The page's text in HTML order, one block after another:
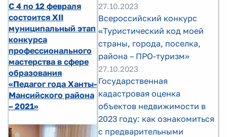
С 4 по 12 февраля
состоится XII
муниципальный этап
конкурса
профессионального
мастерства в сфере
образования
«Педагог года Ханты-
Мансийского района
– 2021»
27.10.2023
Всероссийский конкурс
«Туристический код моей
страны, города, поселка,
района – ПРО-туризм»
27.10.2023
Государственная
кадастровая оценка
объектов недвижимости в
2023 году: как ознакомиться
с предварительными